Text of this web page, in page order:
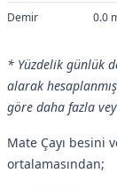
Demir 0.0
* Yüzdelik günlük
alarak
göre daha fazla
Mate Çayı besini
ortalamasından;